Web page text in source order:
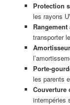
Protection
les rayons
Rangement
transporter
Porte-
les parents
Couverture
intempéries